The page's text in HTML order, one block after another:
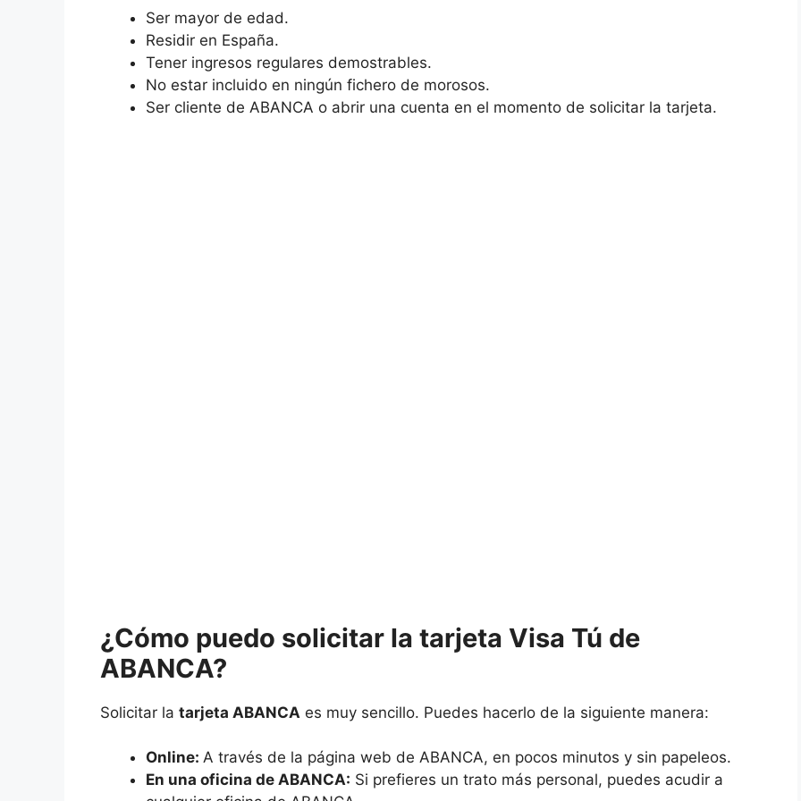
Ser mayor de edad.
Residir en España.
Tener ingresos regulares demostrables.
No estar incluido en ningún fichero de morosos.
Ser cliente de ABANCA o abrir una cuenta en el momento de solicitar la tarjeta.
¿Cómo puedo solicitar la tarjeta Visa Tú de
ABANCA?
Solicitar la tarjeta ABANCA es muy sencillo. Puedes hacerlo de la siguiente manera:
Online: A través de la página web de ABANCA, en pocos minutos y sin papeleos.
En una oficina de ABANCA: Si prefieres un trato más personal, puedes acudir a